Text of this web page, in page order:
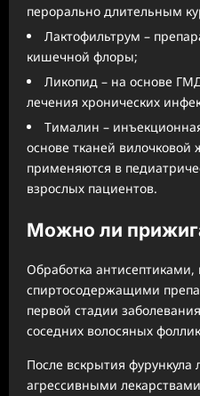
перорально длительным
Лактофильтрум –
кишечной флоры;
Ликопид – на основе
лечения хронических
Тималин –
основе тканей вилочковой
применяются в
взрослых пациентов.
Можно ли
Обработка антисептиками,
спиртосодержащими
первой стадии
соседних волосяных
После вскрытия
агрессивными